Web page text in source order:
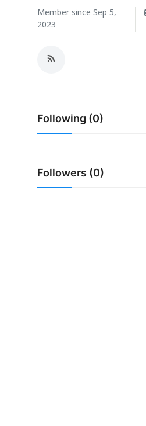
Alam Bali
Indonesia
Member since Sep 5,
2023
Following (0)
Followers (0)